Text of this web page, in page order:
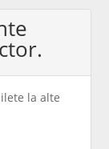
la alte